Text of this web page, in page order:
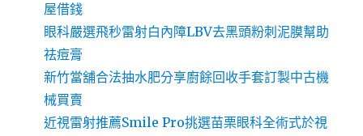
屋借錢
眼科嚴選飛秒雷射白內障LBV去黑頭粉刺泥膜幫助
祛痘膏
新竹當舖合法抽水肥分享廚餘回收手套訂製中古機
械買賣
近視雷射推薦Smile Pro挑選苗栗眼科全術式於視